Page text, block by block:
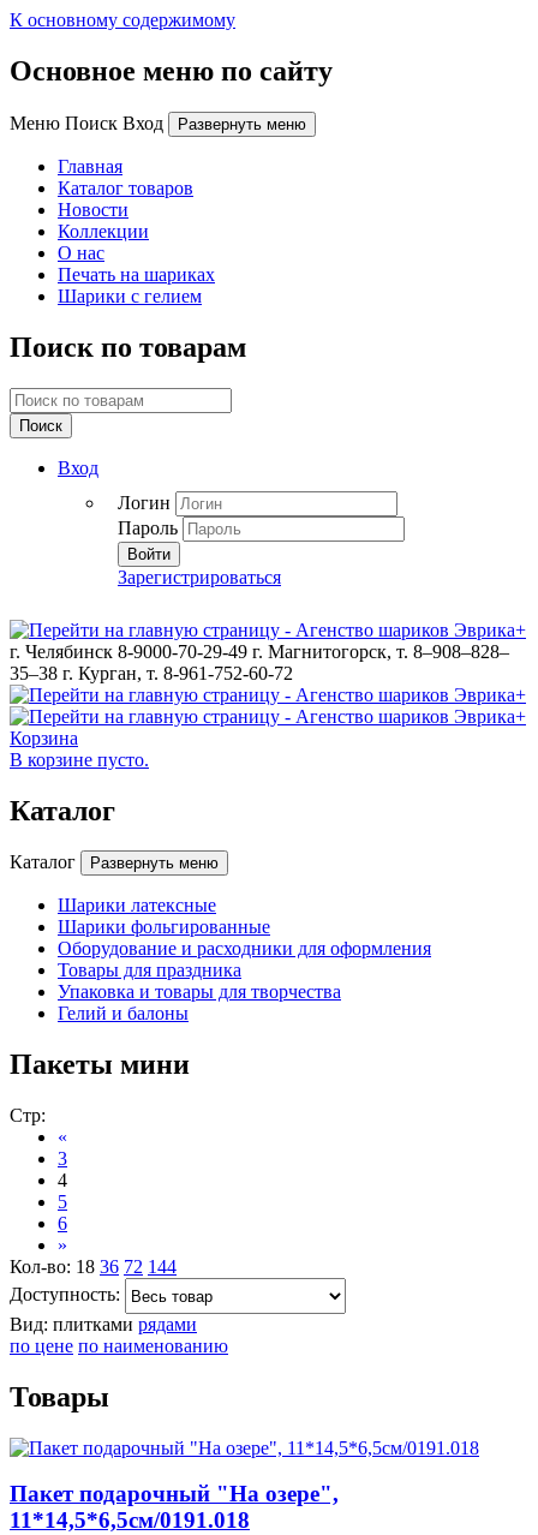
К основному содержимому
Основное меню по сайту
Меню Поиск Вход Развернуть меню
Главная
Каталог товаров
Новости
Коллекции
О нас
Печать на шариках
Шарики с гелием
Поиск по товарам
Поиск
Вход
Логин
Пароль
Войти
Зарегистрироваться
г. Челябинск 8-9000-70-29-49 г. Магнитогорск, т. 8–908–828–
35–38 г. Курган, т. 8-961-752-60-72
Корзина
В корзине пусто.
Каталог
Каталог Развернуть меню
Шарики латексные
Шарики фольгированные
Оборудование и расходники для оформления
Товары для праздника
Упаковка и товары для творчества
Гелий и балоны
Пакеты мини
Стр:
«
3
4
5
6
»
Кол-во: 18 36 72 144
Доступность:
Вид: плитками рядами
по цене по наименованию
Товары
Пакет подарочный "На озере",
11*14,5*6,5см/0191.018